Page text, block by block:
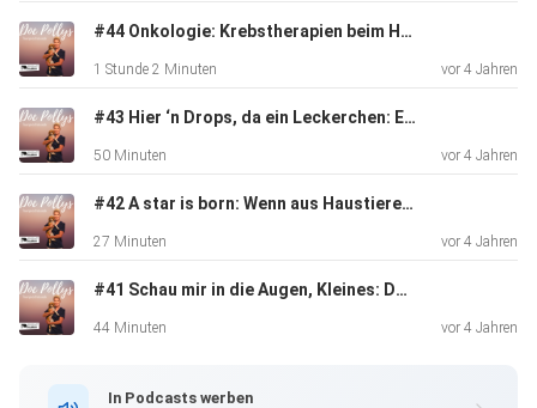
#44 Onkologie: Krebstherapien beim Haustier
1 Stunde 2 Minuten vor 4 Jahren
#43 Hier ‘n Drops, da ein Leckerchen: Ergänzungsfuttermittel
50 Minuten vor 4 Jahren
#42 A star is born: Wenn aus Haustieren Petfluencer werden
27 Minuten vor 4 Jahren
#41 Schau mir in die Augen, Kleines: Doc Polly bittet zum Sehtest!
44 Minuten vor 4 Jahren
In Podcasts werben